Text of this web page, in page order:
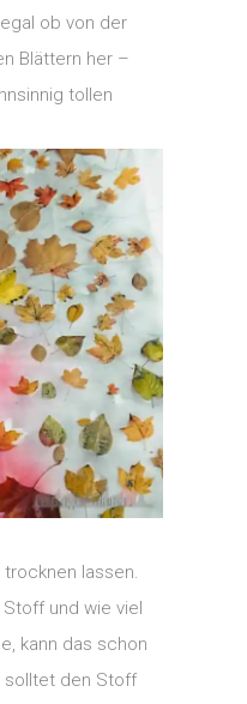
ob von der
Blättern her –
tollen
lassen.
und wie viel
kann das schon
solltet den Stoff